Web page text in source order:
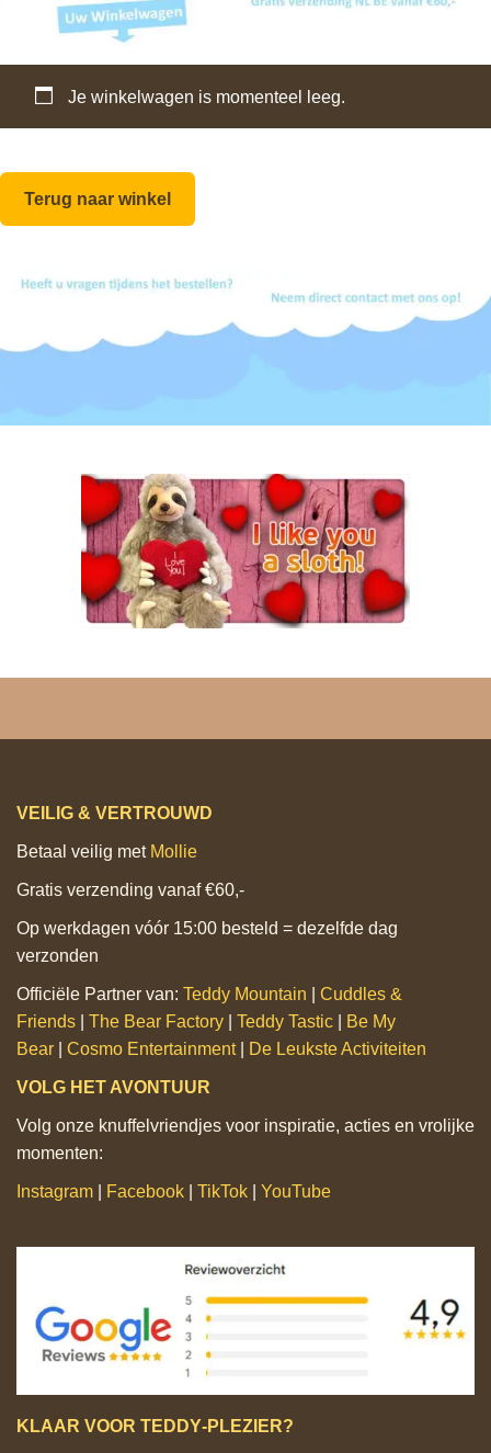
Je winkelwagen is momenteel leeg.
Terug naar winkel
VEILIG & VERTROUWD
Betaal veilig met Mollie
Gratis verzending vanaf €60,-
Op werkdagen vóór 15:00 besteld = dezelfde dag
verzonden
Officiële Partner van: Teddy Mountain
Cuddles &
Friends
The Bear Factory Teddy Tastic
Be My
Bear
Cosmo Entertainment| De Leukste Activiteiten
VOLG HET AVONTUUR
Volg onze knuffelvriendjes voor inspiratie, acties en vrolijke
momenten:
Instagram Facebook TikTok YouTube
KLAAR VOOR TEDDY‑PLEZIER?